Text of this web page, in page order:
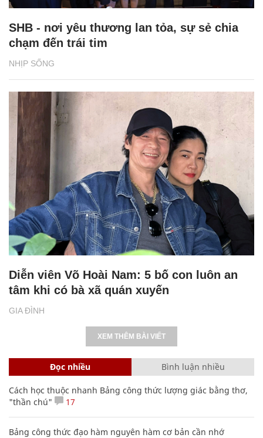
NHỊP SỐNG
SHB - nơi yêu thương lan tỏa, sự sẻ chia
chạm đến trái tim
GIA ĐÌNH
Diễn viên Võ Hoài Nam: 5 bố con luôn an
tâm khi có bà xã quán xuyến
XEM THÊM BÀI VIẾT
Đọc nhiều Bình luận nhiều
Cách học thuộc nhanh Bảng công thức lượng giác bằng thơ,
"thần chú"
17
Bảng công thức đạo hàm nguyên hàm cơ bản cần nhớ